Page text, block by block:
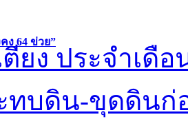
ง 64 ข่วย”
ยง ประจำเดือ
ทบดิน-ขุดดินก่